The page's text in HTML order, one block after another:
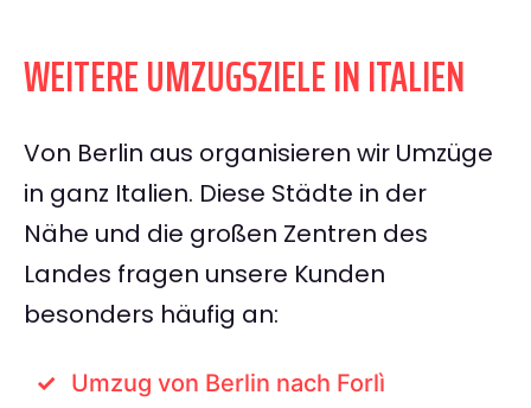
WEITERE UMZUGSZIELE IN ITALIEN
Von Berlin aus organisieren wir Umzüge
in ganz Italien. Diese Städte in der
Nähe und die großen Zentren des
Landes fragen unsere Kunden
besonders häufig an:
Umzug von Berlin nach Forlì